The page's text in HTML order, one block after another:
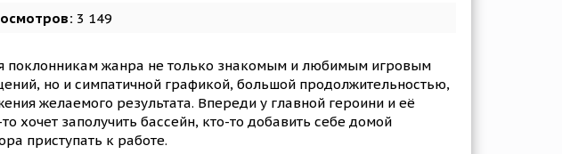
3 149
поклонникам жанра не только знакомым и любимым игровым
но и симпатичной графикой, большой продолжительностью,
желаемого результата. Впереди у главной героини и её
хочет заполучить бассейн, кто-то добавить себе домой
приступать к работе.